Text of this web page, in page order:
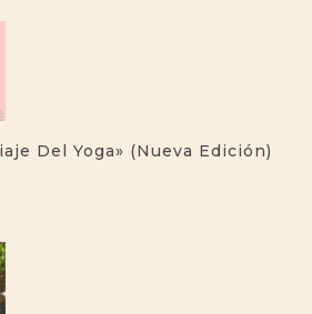
Del Yoga» (nueva Edición)